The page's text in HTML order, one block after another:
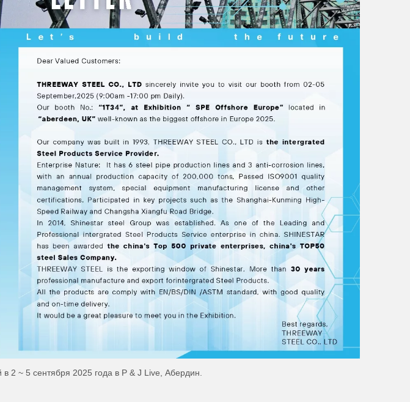
2 ~ 5 сентября 2025 года в P & J Live, Абердин.